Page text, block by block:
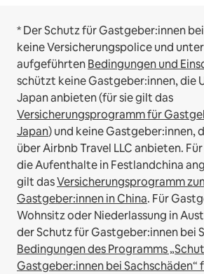
* Der Schutz für Gastgeber:innen
keine Versicherungspolice und
aufgeführtenBedingungen und
schützt keine Gastgeber:innen, die
Japan anbieten (für sie gilt das
Versicherungsprogramm für
Japan) und keine Gastgeber:innen,
über Airbnb Travel LLC anbieten.
die Aufenthalte in Festlandchina
gilt dasVersicherungsprogramm
Gastgeber:innen in China. Für
Wohnsitz oder Niederlassung in
der Schutz für Gastgeber:innen bei
Bedingungen des Programms
Gastgeber:innen bei Sachschäden“